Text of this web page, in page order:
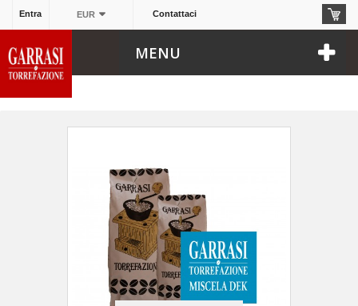
Entra EUR Contattaci
MENU
miscela DEC - caffè sfuso